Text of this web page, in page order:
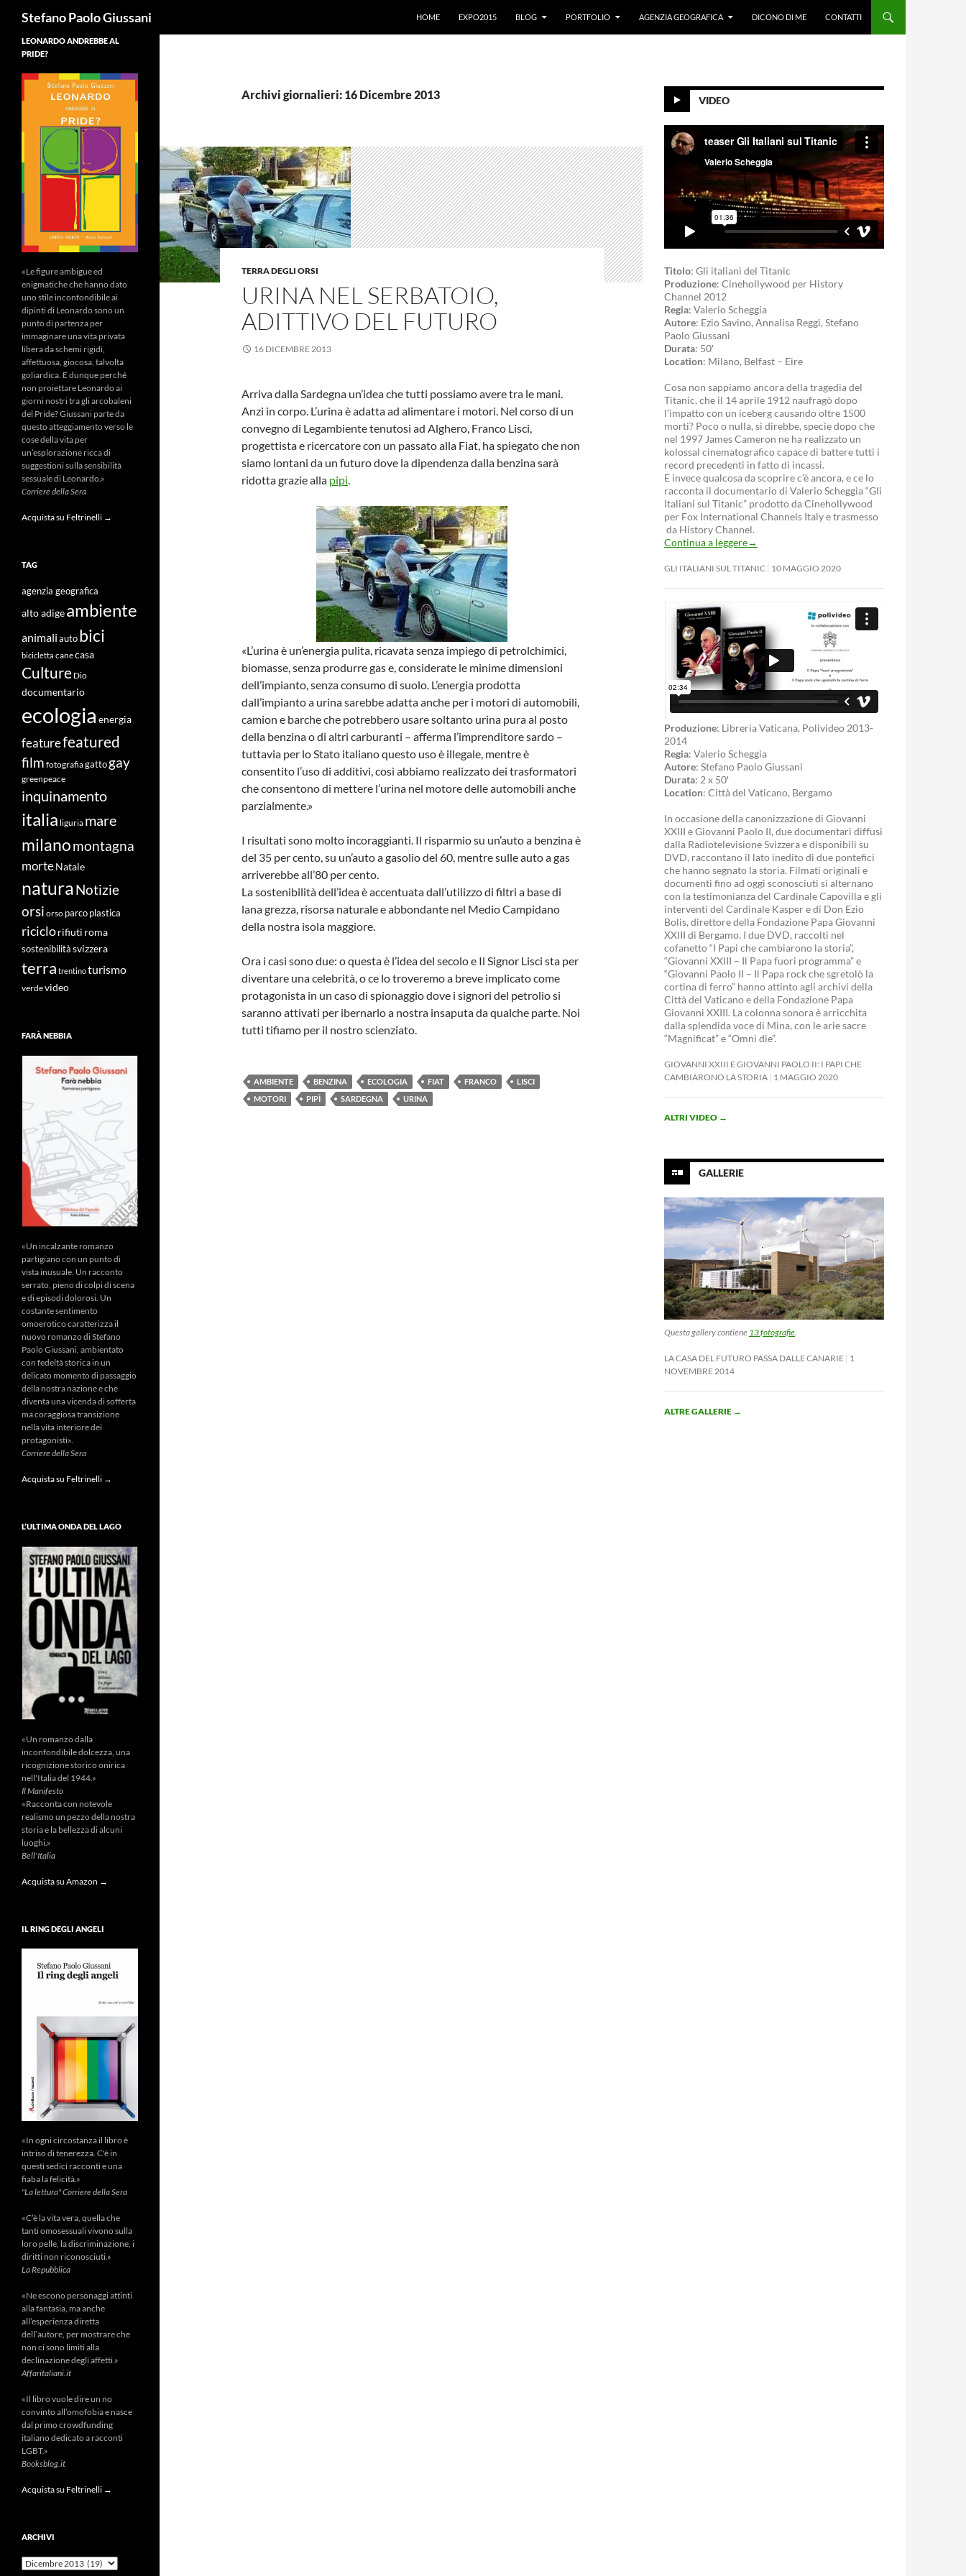
Stefano Paolo Giussani
HOME
EXPO2015 BLOG PORTFOLIO AGENZIA GEOGRAFICA DICONO DI ME CONTATTI
Archivi giornalieri: 16 Dicembre 2013
TERRA DEGLI ORSI
URINA NEL SERBATOIO,
ADITTIVO DEL FUTURO
16 DICEMBRE 2013
Arriva dalla Sardegna un’idea che tutti possiamo avere tra le mani.
Anzi in corpo. L’urina è adatta ad alimentare i motori. Nel corso di un
convegno di Legambiente tenutosi ad Alghero, Franco Lisci,
progettista e ricercatore con un passato alla Fiat, ha spiegato che non
siamo lontani da un futuro dove la dipendenza dalla benzina sarà
ridotta grazie alla pipì.
«L’urina è un’energia pulita, ricavata senza impiego di petrolchimici,
biomasse, senza produrre gas e, considerate le minime dimensioni
dell’impianto, senza consumo di suolo. L’energia prodotta
dall’impianto a urina sarebbe adatta anche per i motori di automobili,
camion e barche che potrebbero usare soltanto urina pura al posto
della benzina o di altri carburanti – afferma l’imprenditore sardo –
tuttavia per lo Stato italiano questo uso è illegale, mentre è
consentito l’uso di additivi, così abbiamo realizzato dei trasformatori
che consentono di mettere l’urina nel motore delle automobili anche
parzialmente.»
I risultati sono molto incoraggianti. Il risparmio su un’auto a benzina è
del 35 per cento, su un’auto a gasolio del 60, mentre sulle auto a gas
arriverebbe all’80 per cento.
La sostenibilità dell’idea è accentuata dall’utilizzo di filtri a base di
lana grezza, risorsa naturale e abbondante nel Medio Campidano
della nostra isola maggiore.
Ora i casi sono due: o questa è l’idea del secolo e Il Signor Lisci sta per
diventare una celebrità, o ce lo troveremo a breve implicato come
protagonista in un caso di spionaggio dove i signori del petrolio si
saranno attivati per ibernarlo a nostra insaputa da qualche parte. Noi
tutti tifiamo per il nostro scienziato.
AMBIENTE BENZINA ECOLOGIA FIAT FRANCO
LISCI
MOTORI
PIPÌ SARDEGNA URINA
VIDEO
Titolo: Gli italiani del Titanic
Produzione: Cinehollywood per History
Channel 2012
Regia: Valerio Scheggia
Autore: Ezio Savino, Annalisa Reggi, Stefano
Paolo Giussani
Durata: 50′
Location: Milano, Belfast – Eire
Cosa non sappiamo ancora della tragedia del
Titanic, che il 14 aprile 1912 naufragò dopo
l’impatto con un iceberg causando oltre 1500
morti? Poco o nulla, si direbbe, specie dopo che
nel 1997 James Cameron ne ha realizzato un
kolossal cinematografico capace di battere tutti i
record precedenti in fatto di incassi.
E invece qualcosa da scoprire c’è ancora, e ce lo
racconta il documentario di Valerio Scheggia “Gli
Italiani sul Titanic” prodotto da Cinehollywood
per Fox International Channels Italy e trasmesso
da History Channel.
Continua a leggere→
GLI ITALIANI SUL TITANIC 10 MAGGIO 2020
Produzione: Libreria Vaticana, Polivideo 2013-
2014
Regia: Valerio Scheggia
Autore: Stefano Paolo Giussani
Durata: 2 x 50′
Location: Città del Vaticano, Bergamo
In occasione della canonizzazione di Giovanni
XXIII e Giovanni Paolo II, due documentari diffusi
dalla Radiotelevisione Svizzera e disponibili su
DVD, raccontano il lato inedito di due pontefici
che hanno segnato la storia. Filmati originali e
documenti fino ad oggi sconosciuti si alternano
con la testimonianza del Cardinale Capovilla e gli
interventi del Cardinale Kasper e di Don Ezio
Bolis, direttore della Fondazione Papa Giovanni
XXIII di Bergamo. I due DVD, raccolti nel
cofanetto “I Papi che cambiarono la storia”,
“Giovanni XXIII – Il Papa fuori programma” e
“Giovanni Paolo II – Il Papa rock che sgretolò la
cortina di ferro” hanno attinto agli archivi della
Città del Vaticano e della Fondazione Papa
Giovanni XXIII. La colonna sonora è arricchita
dalla splendida voce di Mina, con le arie sacre
“Magnificat” e “Omni die”.
GIOVANNI XXIII E GIOVANNI PAOLO II: I PAPI CHE
CAMBIARONO LA STORIA 1 MAGGIO 2020
ALTRI VIDEO →
GALLERIE
Questa gallery contiene 13 fotografie.
LA CASA DEL FUTURO PASSA DALLE CANARIE 1
NOVEMBRE 2014
ALTRE GALLERIE →
LEONARDO ANDREBBE AL
PRIDE?
«Le figure ambigue ed
enigmatiche che hanno dato
uno stile inconfondibile ai
dipinti di Leonardo sono un
punto di partenza per
immaginare una vita privata
libera da schemi rigidi,
affettuosa, giocosa, talvolta
goliardica. E dunque perché
non proiettare Leonardo ai
giorni nostri tra gli arcobaleni
del Pride? Giussani parte da
questo atteggiamento verso le
cose della vita per
un’esplorazione ricca di
suggestioni sulla sensibilità
sessuale di Leonardo.»
Corriere della Sera
Acquista su Feltrinelli →
TAG
agenzia geografica
alto adigeambiente
animali auto bici
bicicletta canecasa
Culture Dio
documentario
ecologia energia
featurefeatured
film fotografiagatto gay
greenpeace
inquinamento
italia liguria mare
milanomontagna
morteNatale
naturaNotizie
orsi orso parco plastica
riciclorifiuti roma
sostenibilità svizzera
terra trentinoturismo
verdevideo
FARÀ NEBBIA
«Un incalzante romanzo
partigiano con un punto di
vista inusuale. Un racconto
serrato, pieno di colpi di scena
e di episodi dolorosi. Un
costante sentimento
omoerotico caratterizza il
nuovo romanzo di Stefano
Paolo Giussani, ambientato
con fedeltà storica in un
delicato momento di passaggio
della nostra nazione e che
diventa una vicenda di sofferta
ma coraggiosa transizione
nella vita interiore dei
protagonisti».
Corriere della Sera
Acquista su Feltrinelli →
L’ULTIMA ONDA DEL LAGO
«Un romanzo dalla
inconfondibile dolcezza, una
ricognizione storico onirica
nell'Italia del 1944.»
Il Manifesto
«Racconta con notevole
realismo un pezzo della nostra
storia e la bellezza di alcuni
luoghi.»
Bell'Italia
Acquista su Amazon →
IL RING DEGLI ANGELI
«In ogni circostanza il libro è
intriso di tenerezza. C'è in
questi sedici racconti e una
fiaba la felicità.»
"La lettura" Corriere della Sera
«C’è la vita vera, quella che
tanti omosessuali vivono sulla
loro pelle, la discriminazione, i
diritti non riconosciuti.»
La Repubblica
«Ne escono personaggi attinti
alla fantasia, ma anche
all’esperienza diretta
dell’autore, per mostrare che
non ci sono limiti alla
declinazione degli affetti.»
Affaritaliani.it
«Il libro vuole dire un no
convinto all’omofobia e nasce
dal primo crowdfunding
italiano dedicato a racconti
LGBT.»
Booksblog.it
Acquista su Feltrinelli →
ARCHIVI
Archivi